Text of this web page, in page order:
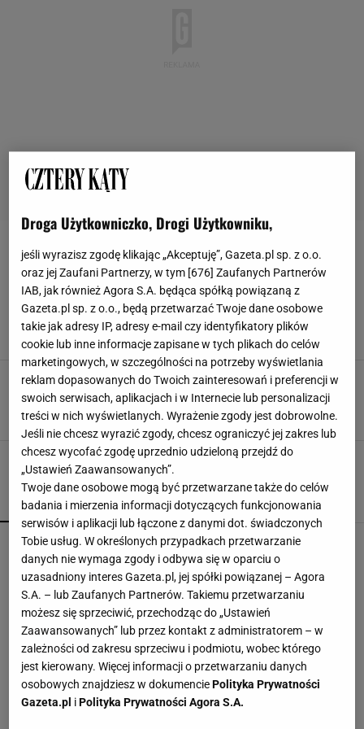
DODATKI DO OGRODU
Zacznij zbierać już dziś, a pomidory wyrosną
jak szalone - ten składnik znajdziesz w kuchni
DODATKI DO OGRODU NAWÓZ POMIDORY
ROŚLINY DONICZKOWE
Jesienne ozdoby przed dom - zachwyć
sąsiadów niezwykłą aranżacją
DODATKI DO OGRODU JESIENNE DEKORACJE JESIENNE OZDOBY
POPULARNE NAJNOWSZE
Kompaktowa bieżnia do małego mieszkania.
Ten sprzęt mieści się pod łóżko
Trymer czy golarka, a może jednorazówka?
Jedno urządzenie rzadko wystarcza
To nie droga na skróty. Matka pokazuje, jak
naprawdę wygląda edukacja domowa
Droga Użytkowniczko, Drogi Użytkowniku,
jeśli wyrazisz zgodę klikając „Akceptuję”, Gazeta.pl sp. z o.o.
oraz jej Zaufani Partnerzy, w tym [676] Zaufanych Partnerów
IAB, jak również Agora S.A. będąca spółką powiązaną z
Gazeta.pl sp. z o.o., będą przetwarzać Twoje dane osobowe
takie jak adresy IP, adresy e-mail czy identyfikatory plików
cookie lub inne informacje zapisane w tych plikach do celów
marketingowych, w szczególności na potrzeby wyświetlania
reklam dopasowanych do Twoich zainteresowań i preferencji w
swoich serwisach, aplikacjach i w Internecie lub personalizacji
treści w nich wyświetlanych. Wyrażenie zgody jest dobrowolne.
Jeśli nie chcesz wyrazić zgody, chcesz ograniczyć jej zakres lub
chcesz wycofać zgodę uprzednio udzieloną przejdź do
„Ustawień Zaawansowanych”.
Twoje dane osobowe mogą być przetwarzane także do celów
badania i mierzenia informacji dotyczących funkcjonowania
serwisów i aplikacji lub łączone z danymi dot. świadczonych
Tobie usług. W określonych przypadkach przetwarzanie
danych nie wymaga zgody i odbywa się w oparciu o
uzasadniony interes Gazeta.pl, jej spółki powiązanej – Agora
S.A. – lub Zaufanych Partnerów. Takiemu przetwarzaniu
możesz się sprzeciwić, przechodząc do „Ustawień
Zaawansowanych” lub przez kontakt z administratorem – w
zależności od zakresu sprzeciwu i podmiotu, wobec którego
jest kierowany. Więcej informacji o przetwarzaniu danych
osobowych znajdziesz w dokumenciePolityka Prywatności
Gazeta.pl iPolityka Prywatności Agora S.A.